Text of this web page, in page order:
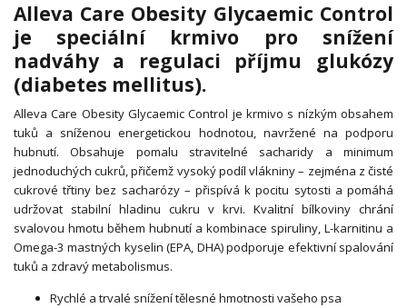
Alleva Care Obesity Glycaemic Control
je speciální krmivo pro snížení
nadváhy a regulaci příjmu glukózy
(diabetes mellitus).
Alleva Care Obesity Glycaemic Control je krmivo s nízkým obsahem
tuků a sníženou energetickou hodnotou, navržené na podporu
hubnutí. Obsahuje pomalu stravitelné sacharidy a minimum
jednoduchých cukrů, přičemž vysoký podíl vlákniny – zejména z čisté
cukrové třtiny bez sacharózy – přispívá k pocitu sytosti a pomáhá
udržovat stabilní hladinu cukru v krvi. Kvalitní bílkoviny chrání
svalovou hmotu během hubnutí a kombinace spiruliny, L-karnitinu a
Omega-3 mastných kyselin (EPA, DHA) podporuje efektivní spalování
tuků a zdravý metabolismus.
Rychlé a trvalé snížení tělesné hmotnosti vašeho psa